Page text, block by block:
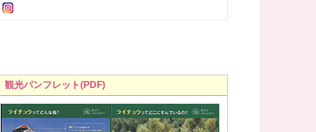
観光パンフレット(PDF)